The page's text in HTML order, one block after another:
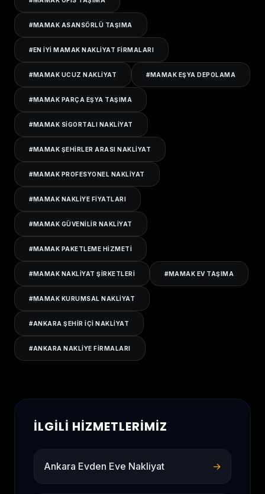
#MAMAK ASANSÖRLÜ TAŞIMA
#EN IYI MAMAK NAKLIYAT FIRMALARI
#MAMAK UCUZ NAKLIYAT #MAMAK EŞYA DEPOLAMA
#MAMAK PARÇA EŞYA TAŞIMA
#MAMAK SIGORTALI NAKLIYAT
#MAMAK ŞEHIRLER ARASI NAKLIYAT
#MAMAK PROFESYONEL NAKLIYAT
#MAMAK NAKLIYE FIYATLARI
#MAMAK GÜVENILIR NAKLIYAT
#MAMAK PAKETLEME HIZMETI
#MAMAK NAKLIYAT ŞIRKETLERI #MAMAK EV TAŞIMA
#MAMAK KURUMSAL NAKLIYAT
#ANKARA ŞEHIR IÇI NAKLIYAT
#ANKARA NAKLIYE FIRMALARI
İLGILI HIZMETLERIMIZ
Ankara Evden Eve Nakliyat →